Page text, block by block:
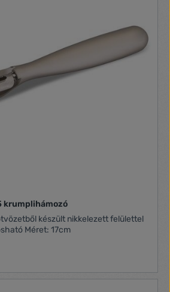
krumplihámozó
Méret: 17cm